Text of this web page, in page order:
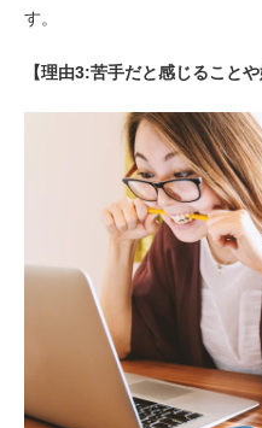
す。
【理由3:苦手だと感じること